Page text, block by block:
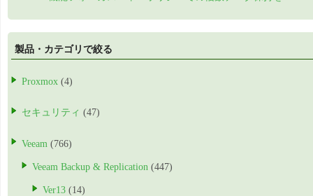
製品・カテゴリで絞る
Proxmox (4)
セキュリティ (47)
Veeam (766)
Veeam Backup & Replication (447)
Ver13 (14)